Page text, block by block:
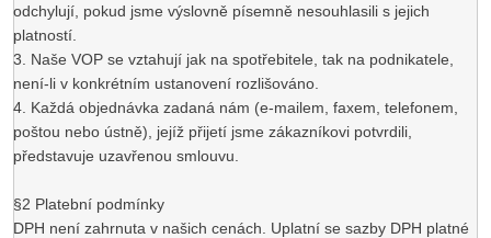
odchylují, pokud jsme výslovně písemně nesouhlasili s jejich
platností.
3. Naše VOP se vztahují jak na spotřebitele, tak na podnikatele,
není-li v konkrétním ustanovení rozlišováno.
4. Každá objednávka zadaná nám (e-mailem, faxem, telefonem,
poštou nebo ústně), jejíž přijetí jsme zákazníkovi potvrdili,
představuje uzavřenou smlouvu.
§2 Platební podmínky
DPH není zahrnuta v našich cenách. Uplatní se sazby DPH platné